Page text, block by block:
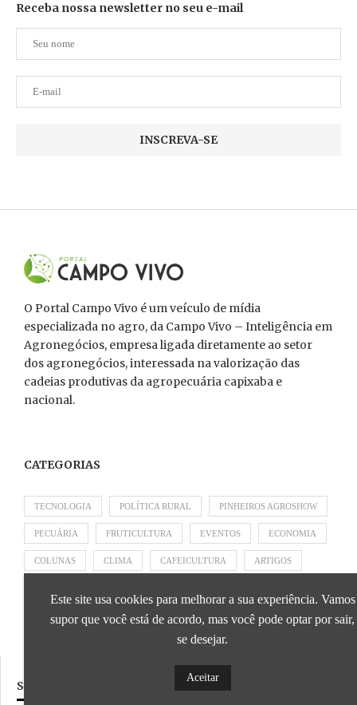
Receba nossa newsletter no seu e-mail
O Portal Campo Vivo é um veículo de mídia
especializada no agro, da Campo Vivo – Inteligência em
Agronegócios, empresa ligada diretamente ao setor
dos agronegócios, interessada na valorização das
cadeias produtivas da agropecuária capixaba e
nacional.
CATEGORIAS
TECNOLOGIA POLÍTICA RURAL PINHEIROS AGROSHOW
PECUÁRIA FRUTICULTURA EVENTOS ECONOMIA
COLUNAS CLIMA CAFEICULTURA ARTIGOS
APRESENTADO POR BRAPEX
SIGA NOSSAS REDES SOCIAIS
Este site usa cookies para melhorar a sua experiência. Vamos
supor que você está de acordo, mas você pode optar por sair,
se desejar.
Aceitar